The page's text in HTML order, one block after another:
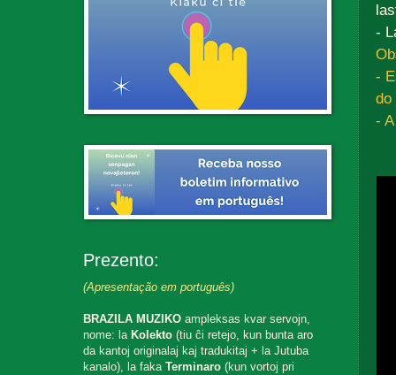
-
-
do
-
Prezento:
(Apresentação em português)
BRAZILA MUZIKO ampleksas kvar servojn,
nome: la Kolekto (tiu ĉi retejo, kun bunta aro
da kantoj originalaj kaj tradukitaj + la Jutuba
kanalo), la fakaTerminaro (kun vortoj pri